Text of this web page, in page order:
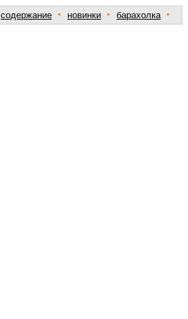
содержание · новинки · барахолка ·